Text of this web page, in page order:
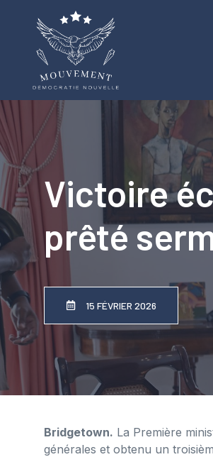
Victoire
prêté
15 FÉVRIER 2026
Bridgetown. La Première
générales et obtenu un